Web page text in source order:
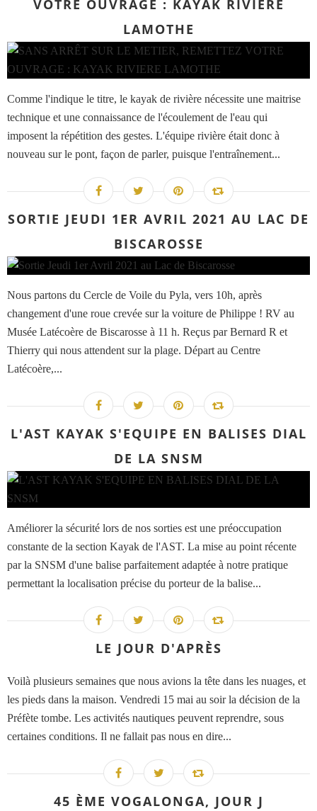
VOTRE OUVRAGE : KAYAK RIVIERE
LAMOTHE
Comme l'indique le titre, le kayak de rivière nécessite une maitrise
technique et une connaissance de l'écoulement de l'eau qui
imposent la répétition des gestes. L'équipe rivière était donc à
nouveau sur le pont, façon de parler, puisque l'entraînement...
SORTIE JEUDI 1ER AVRIL 2021 AU LAC DE
BISCAROSSE
Nous partons du Cercle de Voile du Pyla, vers 10h, après
changement d'une roue crevée sur la voiture de Philippe ! RV au
Musée Latécoère de Biscarosse à 11 h. Reçus par Bernard R et
Thierry qui nous attendent sur la plage. Départ au Centre
Latécoère,...
L'AST KAYAK S'EQUIPE EN BALISES DIAL
DE LA SNSM
Améliorer la sécurité lors de nos sorties est une préoccupation
constante de la section Kayak de l'AST. La mise au point récente
par la SNSM d'une balise parfaitement adaptée à notre pratique
permettant la localisation précise du porteur de la balise...
LE JOUR D'APRÈS
Voilà plusieurs semaines que nous avions la tête dans les nuages, et
les pieds dans la maison. Vendredi 15 mai au soir la décision de la
Préfète tombe. Les activités nautiques peuvent reprendre, sous
certaines conditions. Il ne fallait pas nous en dire...
45 ÈME VOGALONGA, JOUR J